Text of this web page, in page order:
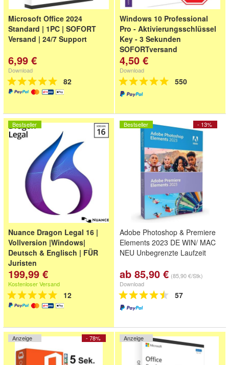
Microsoft Office 2024
Standard | 1PC | SOFORT
Versand | 24/7 Support
6,99 €
Download
82
Windows 10 Professional
Pro - Aktivierungsschlüssel
Key - 3 Sekunden
SOFORTversand
4,50 €
Download
550
Bestseller
Nuance Dragon Legal 16 |
Vollversion |Windows|
Deutsch & Englisch | FÜR
Juristen
199,99 €
Kostenloser Versand
12
- 13%
Bestseller
Adobe Photoshop & Premiere
Elements 2023 DE WIN/ MAC
NEU Unbegrenzte Laufzeit
ab 85,90 € (85,90 €/Stk)
Download
57
- 78%
Anzeige Anzeige